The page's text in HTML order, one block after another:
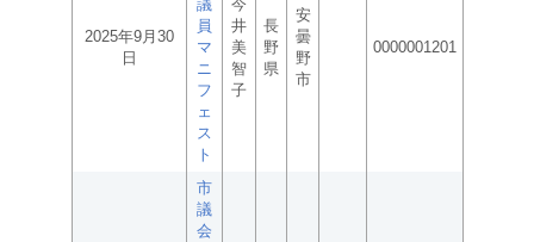
2025年9月30
日
議
員
マ
ニ
フ
ェ
ス
ト
今
井
美
智
子
長
野
県
安
曇
野
市
0000001201
市
議
会